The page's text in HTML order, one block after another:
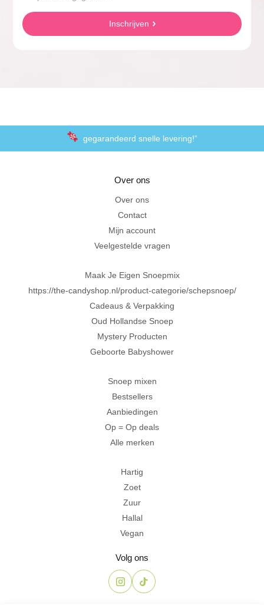
Inschrijven
gegarandeerd snelle levering!”
Al 20 jaar in Amersfoort
Over ons
Over ons
Contact
Mijn account
Veelgestelde vragen
Maak Je Eigen Snoepmix
https://the-candyshop.nl/product-categorie/schepsnoep/
Cadeaus & Verpakking
Oud Hollandse Snoep
Mystery Producten
Geboorte Babyshower
Snoep mixen
Bestsellers
Aanbiedingen
Op = Op deals
Alle merken
Hartig
Zoet
Zuur
Hallal
Vegan
Volg ons